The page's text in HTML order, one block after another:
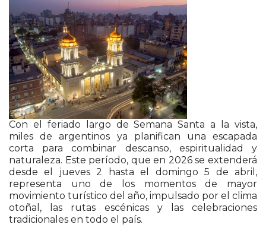
Con el feriado largo de Semana Santa a la vista,
miles de argentinos ya planifican una escapada
corta para combinar descanso, espiritualidad y
naturaleza. Este período, que en 2026 se extenderá
desde el jueves 2 hasta el domingo 5 de abril,
representa uno de los momentos de mayor
movimiento turístico del año, impulsado por el clima
otoñal, las rutas escénicas y las celebraciones
tradicionales en todo el país.